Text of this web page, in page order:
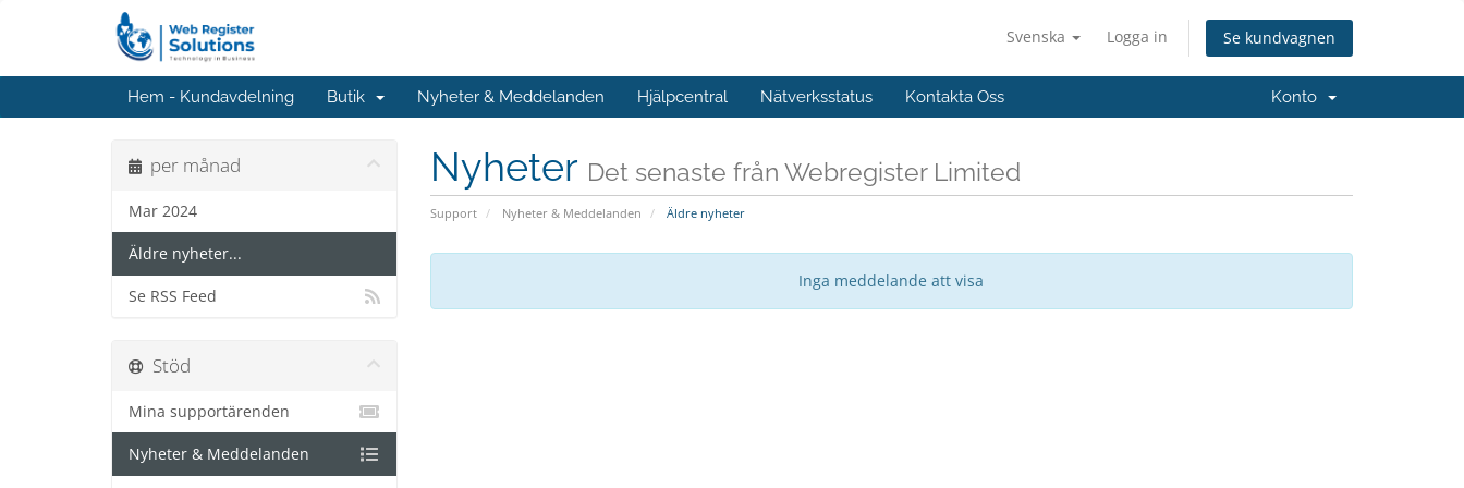
Svenska Logga in Se kundvagnen
Hem - Kundavdelning Butik Nyheter & Meddelanden Hjälpcentral Nätverksstatus Kontakta Oss Konto
Nyheter Det senaste från Webregister Limited
Support Nyheter & Meddelanden Äldre nyheter
per månad
Mar 2024
Äldre nyheter...
Se RSS Feed
Inga meddelande att visa
Stöd
Mina supportärenden
Nyheter & Meddelanden